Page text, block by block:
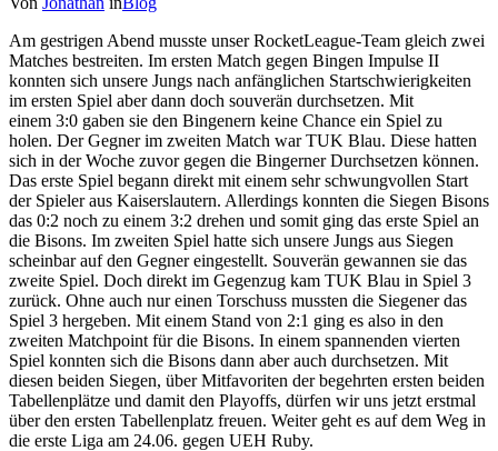
Am gestrigen Abend musste unser RocketLeague-Team gleich zwei
Matches bestreiten. Im ersten Match gegen Bingen Impulse II
konnten sich unsere Jungs nach anfänglichen Startschwierigkeiten
im ersten Spiel aber dann doch souverän durchsetzen. Mit
einem 3:0 gaben sie den Bingenern keine Chance ein Spiel zu
holen. Der Gegner im zweiten Match war TUK Blau. Diese hatten
sich in der Woche zuvor gegen die Bingerner Durchsetzen können.
Das erste Spiel begann direkt mit einem sehr schwungvollen Start
der Spieler aus Kaiserslautern. Allerdings konnten die Siegen Bisons
das 0:2 noch zu einem 3:2 drehen und somit ging das erste Spiel an
die Bisons. Im zweiten Spiel hatte sich unsere Jungs aus Siegen
scheinbar auf den Gegner eingestellt. Souverän gewannen sie das
zweite Spiel. Doch direkt im Gegenzug kam TUK Blau in Spiel 3
zurück. Ohne auch nur einen Torschuss mussten die Siegener das
Spiel 3 hergeben. Mit einem Stand von 2:1 ging es also in den
zweiten Matchpoint für die Bisons. In einem spannenden vierten
Spiel konnten sich die Bisons dann aber auch durchsetzen. Mit
diesen beiden Siegen, über Mitfavoriten der begehrten ersten beiden
Tabellenplätze und damit den Playoffs, dürfen wir uns jetzt erstmal
über den ersten Tabellenplatz freuen. Weiter geht es auf dem Weg in
die erste Liga am 24.06. gegen UEH Ruby.